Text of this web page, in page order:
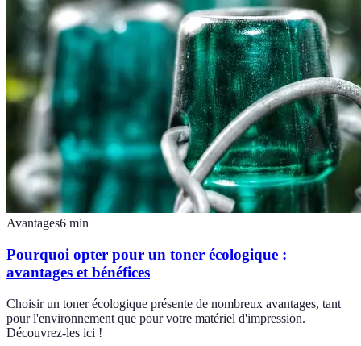
Avantages6 min
Pourquoi opter pour un toner écologique :
avantages et bénéfices
Choisir un toner écologique présente de nombreux avantages, tant
pour l'environnement que pour votre matériel d'impression.
Découvrez-les ici !